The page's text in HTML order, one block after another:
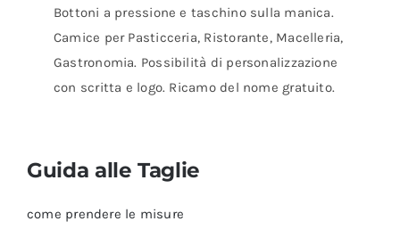
Bottoni a pressione e taschino sulla manica.
Camice per Pasticceria, Ristorante, Macelleria,
Gastronomia. Possibilità di personalizzazione
con scritta e logo. Ricamo del nome gratuito.
Guida alle Taglie
come prendere le misure